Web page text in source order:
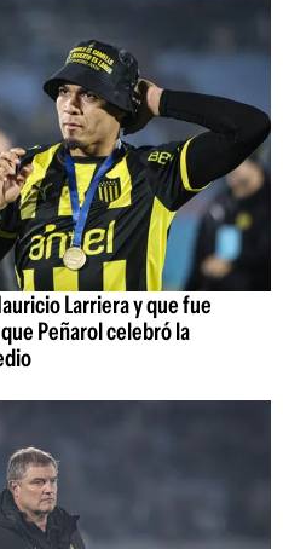
Larriera y que fue
Peñarol celebró la